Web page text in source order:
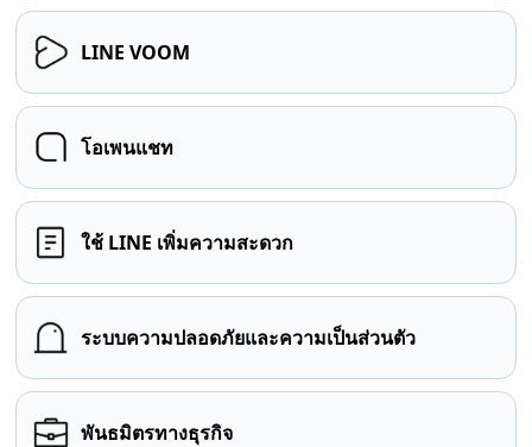
LINE VOOM
โอเพนแชท
ใช้ LINE เพิ่มความสะดวก
ระบบความปลอดภัยและความเป็นส่วนตัว
พันธมิตรทางธุรกิจ